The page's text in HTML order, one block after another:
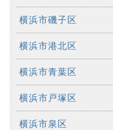
横浜市磯子区
横浜市港北区
横浜市青葉区
横浜市戸塚区
横浜市泉区